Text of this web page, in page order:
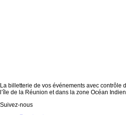
La billetterie de vos événements avec contrôle
l’île de la Réunion et dans la zone Océan
Suivez-nous